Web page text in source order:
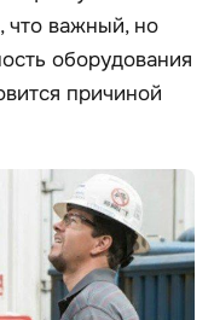
что важный, но
оборудования
причиной